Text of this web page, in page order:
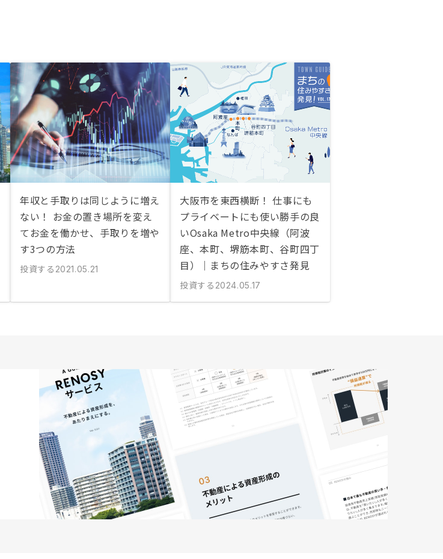
年収と手取りは同じように増え
ない！ お金の置き場所を変え
てお金を働かせ、手取りを増や
す3つの方法
投資する 2021.05.21
大阪市を東西横断！ 仕事にも
プライベートにも使い勝手の良
いOsaka Metro中央線（阿波
座、本町、堺筋本町、谷町四丁
目）｜まちの住みやすさ発見
投資する 2024.05.17